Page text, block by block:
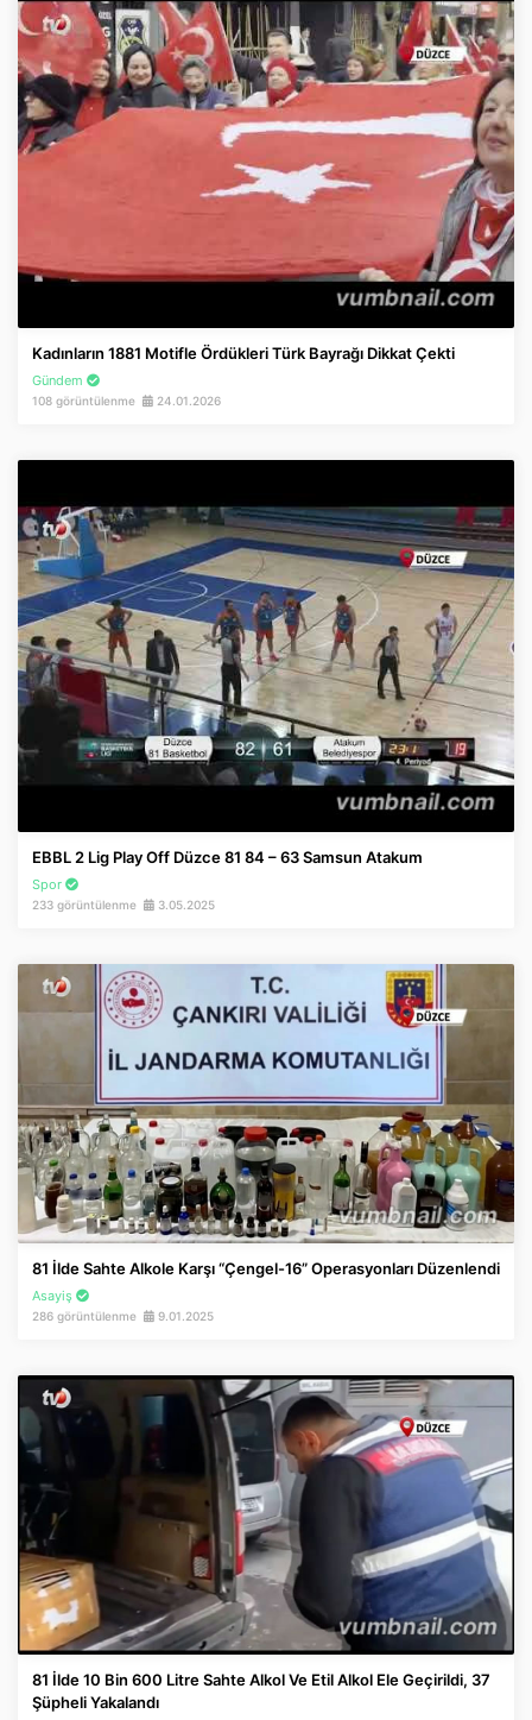
Kadınların 1881 Motifle Ördükleri Türk Bayrağı Dikkat Çekti
Gündem
108 görüntülenme 24.01.2026
EBBL 2 Lig Play Off Düzce 81 84 – 63 Samsun Atakum
Spor
233 görüntülenme 3.05.2025
81 İlde Sahte Alkole Karşı “Çengel-16” Operasyonları Düzenlendi
Asayiş
286 görüntülenme 9.01.2025
81 İlde 10 Bin 600 Litre Sahte Alkol Ve Etil Alkol Ele Geçirildi, 37
Şüpheli Yakalandı